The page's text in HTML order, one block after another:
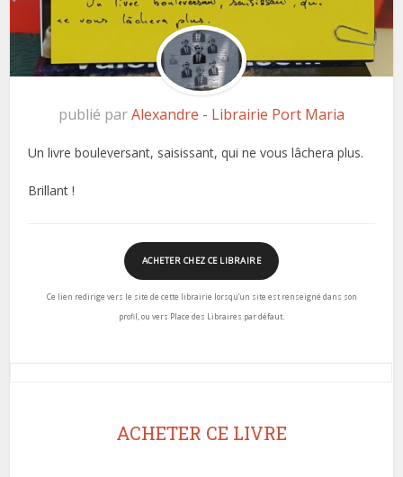
publié parAlexandre - Librairie Port Maria
Un livre bouleversant, saisissant, qui ne vous lâchera plus.
Brillant !
ACHETER CHEZ CE LIBRAIRE
Ce lien redirige vers le site de cette librairie lorsqu’un site est renseigné dans son
profil, ou vers Place des Libraires par défaut.
ACHETER CE LIVRE